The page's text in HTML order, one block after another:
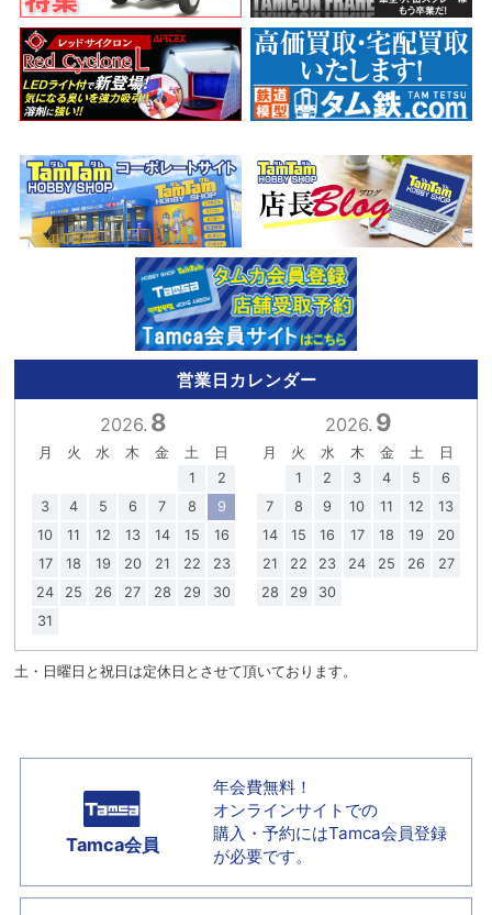
営業日カレンダー
2026. 8
月 火 水 木 金 土
日
1
2
3
4 5 6 7 8
9
10
11 12 13 14 15
16
17
18 19 20 21 22
23
24
25 26 27 28 29
30
31
2026. 9
月 火 水 木 金 土
日
1
2 3 4 5
6
7
8 9 10 11 12
13
14
15 16 17 18 19
20
21
22 23 24 25 26
27
28
29 30
土・日曜日と祝日は定休日とさせて頂いております。
Tamca会員
年会費無料！
オンラインサイトでの
購入・予約にはTamca会員登録
が必要です。